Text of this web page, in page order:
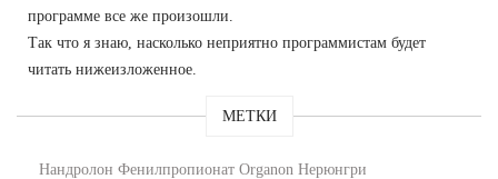
программе все же произошли.
Так что я знаю, насколько неприятно программистам будет
читать нижеизложенное.
МЕТКИ
Нандролон Фенилпропионат Organon Нерюнгри